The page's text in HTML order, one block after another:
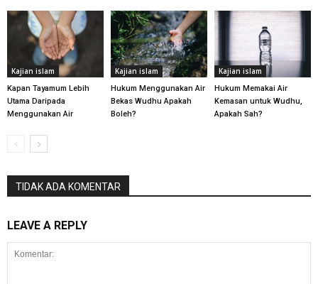
Kajian islam
Kapan Tayamum Lebih
Utama Daripada
Menggunakan Air
Kajian islam
Hukum Menggunakan Air
Bekas Wudhu Apakah
Boleh?
Kajian islam
Hukum Memakai Air
Kemasan untuk Wudhu,
Apakah Sah?
TIDAK ADA KOMENTAR
LEAVE A REPLY